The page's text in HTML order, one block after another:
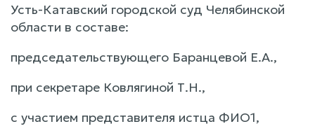
Усть-Катавский городской суд Челябинской
области в составе:
председательствующего Баранцевой Е.А.,
при секретаре Ковлягиной Т.Н.,
с участием представителя истца ФИО1,